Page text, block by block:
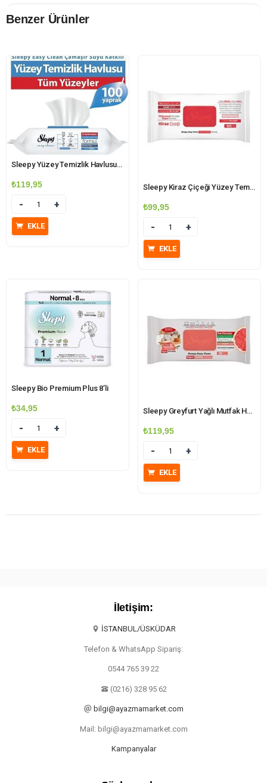
Benzer Ürünler
Sleepy Yüzey Temizlik Havlusu 100’li Çamaşır Suyu Katkılı
₺119,95
Miktar
EKLE
Sleepy Kiraz Çiçeği Yüzey Temizlik Havlusu 100’lü
₺99,95
Miktar
EKLE
Sleepy Bio Premium Plus 8’li
₺34,95
Miktar
EKLE
Sleepy Greyfurt Yağlı Mutfak Havlusu 50’li
₺119,95
Miktar
EKLE
İletişim:
İSTANBUL/ÜSKÜDAR
Telefon & WhatsApp Sipariş:
0544 765 39 22
(0216) 328 95 62
bilgi@ayazmamarket.com
Mail: bilgi@ayazmamarket.com
Kampanyalar